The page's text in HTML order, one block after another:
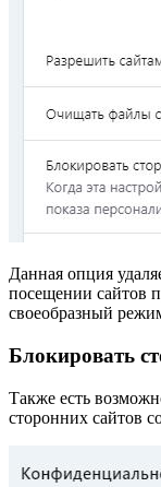
Данная опция
посещении сайтов
своеобразный
Блокировать
Также есть
сторонних сайтов